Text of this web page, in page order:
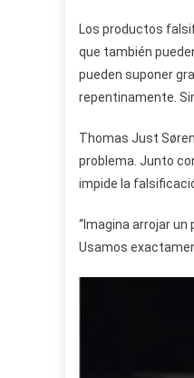
Los productos
que también
pueden suponer
repentinamente.
Thomas Just
problema. Junto
impide la
“Imagina arrojar
Usamos